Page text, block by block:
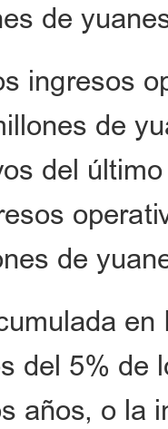
de
ingresos
de
del
de
del 5% de
años, o la